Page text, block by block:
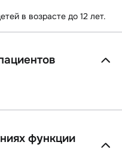
в возрасте до 12 лет.
функции